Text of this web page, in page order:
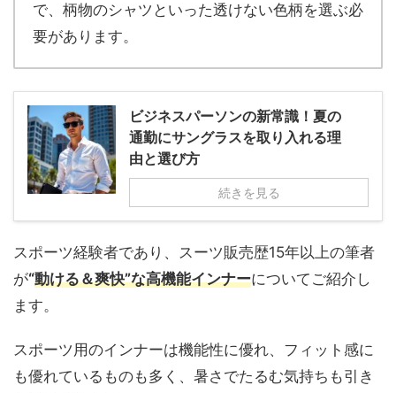
で、柄物のシャツといった透けない色柄を選ぶ必
要があります。
ビジネスパーソンの新常識！夏の
通勤にサングラスを取り入れる理
由と選び方
続きを見る
スポーツ経験者であり、スーツ販売歴15年以上の筆者
が“動ける＆爽快”な高機能インナーについてご紹介し
ます。
スポーツ用のインナーは機能性に優れ、フィット感に
も優れているものも多く、暑さでたるむ気持ちも引き